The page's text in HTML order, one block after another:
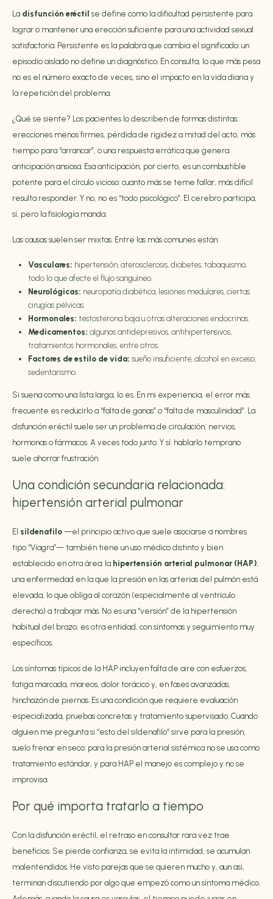
La disfunción eréctil se define como la dificultad persistente para
lograr o mantener una erección suficiente para una actividad sexual
satisfactoria. Persistente es la palabra que cambia el significado: un
episodio aislado no define un diagnóstico. En consulta, lo que más pesa
no es el número exacto de veces, sino el impacto en la vida diaria y
la repetición del problema.
¿Qué se siente? Los pacientes lo describen de formas distintas:
erecciones menos firmes, pérdida de rigidez a mitad del acto, más
tiempo para “arrancar”, o una respuesta errática que genera
anticipación ansiosa. Esa anticipación, por cierto, es un combustible
potente para el círculo vicioso: cuanto más se teme fallar, más difícil
resulta responder. Y no, no es “todo psicológico”. El cerebro participa,
sí, pero la fisiología manda.
Las causas suelen ser mixtas. Entre las más comunes están:
Vasculares: hipertensión, aterosclerosis, diabetes, tabaquismo;
todo lo que afecte el flujo sanguíneo.
Neurológicas: neuropatía diabética, lesiones medulares, ciertas
cirugías pélvicas.
Hormonales: testosterona baja u otras alteraciones endocrinas.
Medicamentos: algunos antidepresivos, antihipertensivos,
tratamientos hormonales, entre otros.
Factores de estilo de vida: sueño insuficiente, alcohol en exceso,
sedentarismo.
Si suena como una lista larga, lo es. En mi experiencia, el error más
frecuente es reducirlo a “falta de ganas” o “falta de masculinidad”. La
disfunción eréctil suele ser un problema de circulación, nervios,
hormonas o fármacos. A veces todo junto. Y sí: hablarlo temprano
suele ahorrar frustración.
Una condición secundaria relacionada:
hipertensión arterial pulmonar
El sildenafilo —el principio activo que suele asociarse a nombres
tipo “Viagra”— también tiene un uso médico distinto y bien
establecido en otra área: la hipertensión arterial pulmonar (HAP),
una enfermedad en la que la presión en las arterias del pulmón está
elevada, lo que obliga al corazón (especialmente al ventrículo
derecho) a trabajar más. No es una “versión” de la hipertensión
habitual del brazo; es otra entidad, con síntomas y seguimiento muy
específicos.
Los síntomas típicos de la HAP incluyen falta de aire con esfuerzos,
fatiga marcada, mareos, dolor torácico y, en fases avanzadas,
hinchazón de piernas. Es una condición que requiere evaluación
especializada, pruebas concretas y tratamiento supervisado. Cuando
alguien me pregunta si “esto del sildenafilo” sirve para la presión,
suelo frenar en seco: para la presión arterial sistémica no se usa como
tratamiento estándar, y para HAP el manejo es complejo y no se
improvisa.
Por qué importa tratarlo a tiempo
Con la disfunción eréctil, el retraso en consultar rara vez trae
beneficios. Se pierde confianza, se evita la intimidad, se acumulan
malentendidos. He visto parejas que se quieren mucho y, aun así,
terminan discutiendo por algo que empezó como un síntoma médico.